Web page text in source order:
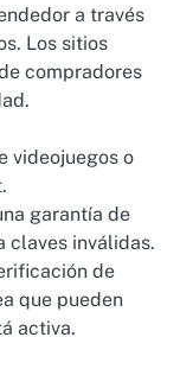
a través
Los sitios
compradores
videojuegos o
garantía de
claves inválidas.
de
que pueden
activa.